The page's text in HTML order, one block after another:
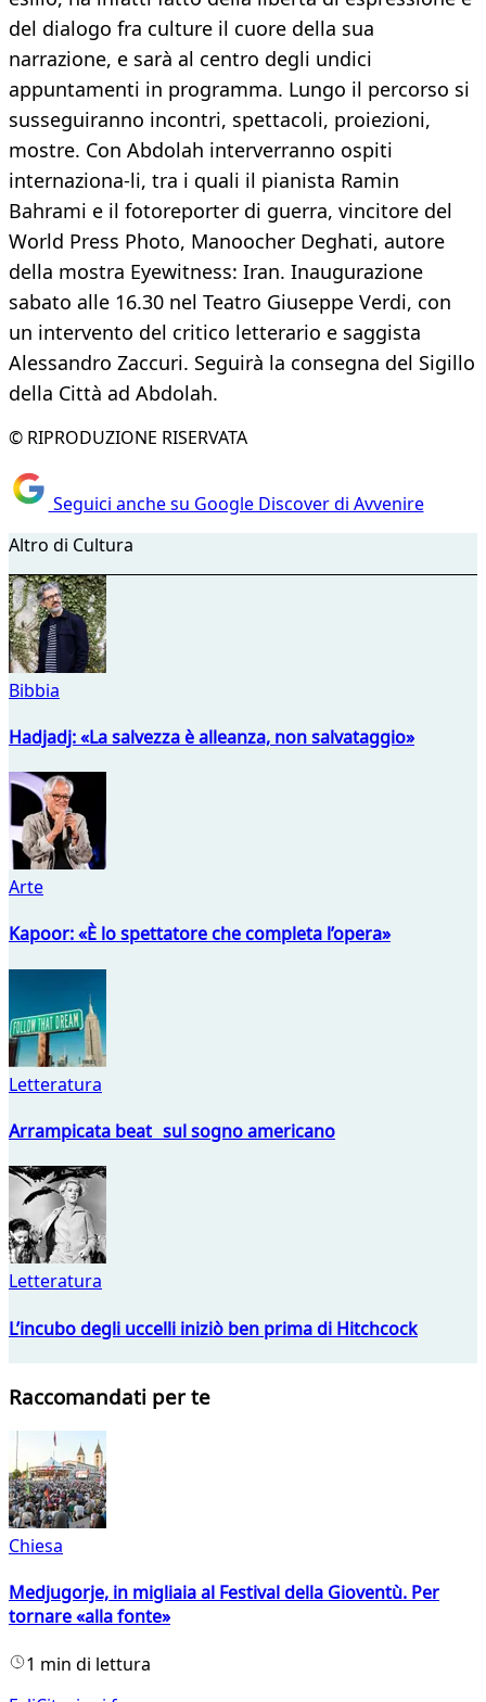
del dialogo fra culture il cuore della sua
narrazione, e sarà al centro degli undici
appuntamenti in programma. Lungo il percorso si
susseguiranno incontri, spettacoli, proiezioni,
mostre. Con Abdolah interverranno ospiti
internaziona-li, tra i quali il pianista Ramin
Bahrami e il fotoreporter di guerra, vincitore del
World Press Photo, Manoocher Deghati, autore
della mostra Eyewitness: Iran. Inaugurazione
sabato alle 16.30 nel Teatro Giuseppe Verdi, con
un intervento del critico letterario e saggista
Alessandro Zaccuri. Seguirà la consegna del Sigillo
della Città ad Abdolah.
© RIPRODUZIONE RISERVATA
Seguici anche su Google Discover di Avvenire
Altro di Cultura
Bibbia
Hadjadj: «La salvezza è alleanza, non salvataggio»
Arte
Kapoor: «È lo spettatore che completa l’opera»
Letteratura
Arrampicata beat sul sogno americano
Letteratura
L’incubo degli uccelli iniziò ben prima di Hitchcock
Raccomandati per te
Chiesa
Medjugorje, in migliaia al Festival della Gioventù. Per
tornare «alla fonte»
1 min di lettura